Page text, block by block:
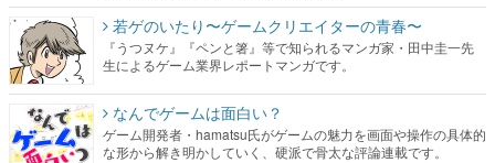
若ゲのいたり〜ゲームクリエイターの青春〜
『うつヌケ』『ペンと箸』等で知られるマンガ家・田中圭一先
生によるゲーム業界レポートマンガです。
なんでゲームは面白い？
ゲーム開発者・hamatsu氏がゲームの魅力を画面や操作の具体的
な形から解き明かしていく、硬派で骨太な評論連載です。